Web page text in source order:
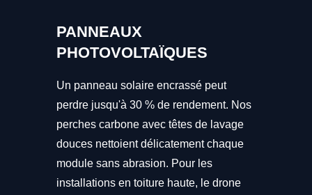
PANNEAUX
PHOTOVOLTAÏQUES
Un panneau solaire encrassé peut
perdre jusqu'à 30 % de rendement. Nos
perches carbone avec têtes de lavage
douces nettoient délicatement chaque
module sans abrasion. Pour les
installations en toiture haute, le drone